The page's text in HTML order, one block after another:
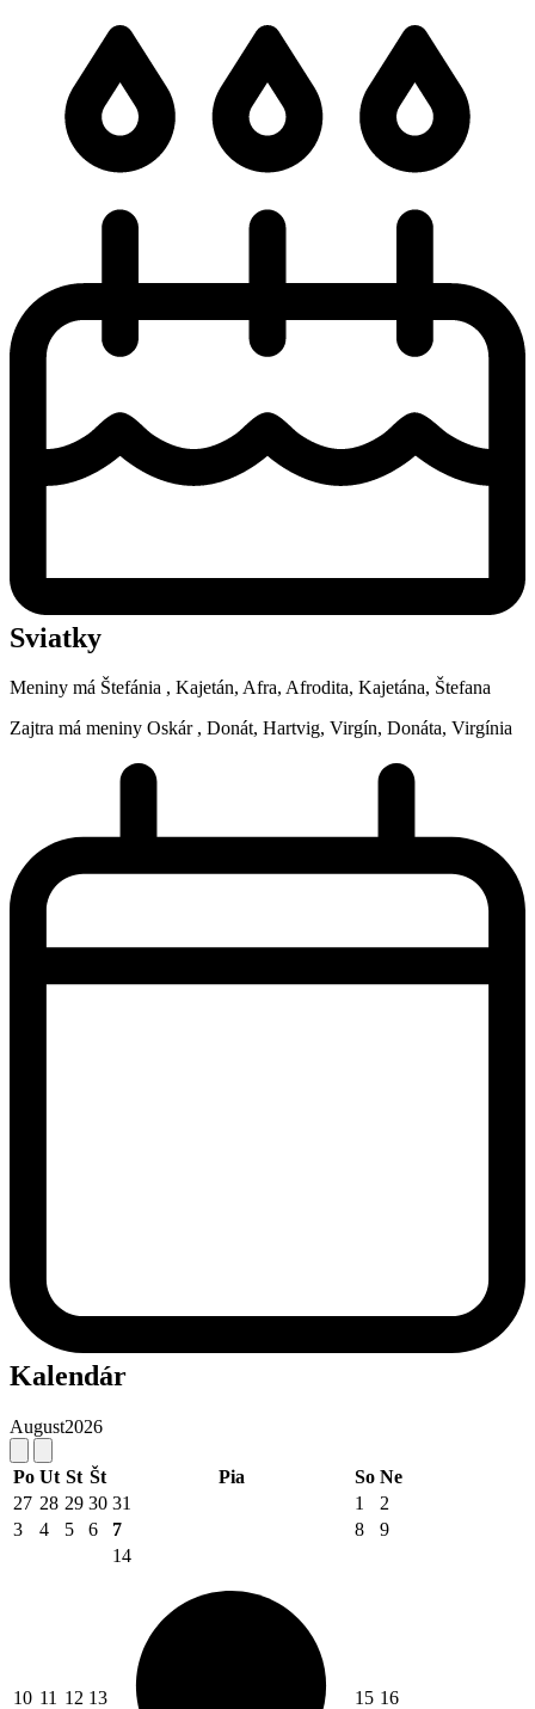
Sviatky
Meniny má Štefánia , Kajetán, Afra, Afrodita, Kajetána, Štefana
Zajtra má meniny Oskár , Donát, Hartvig, Virgín, Donáta, Virgínia
Kalendár
August2026
Po Ut St Št Pia So Ne
27 28 29 30 31 1
2
3
4 5 6 7 8 9
10 11 12 13
14
15 16